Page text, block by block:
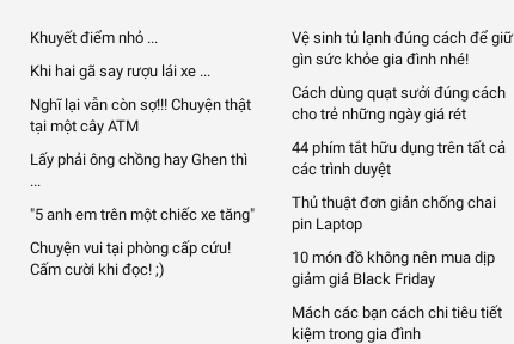
Khuyết điểm nhỏ ...
Khi hai gã say rượu lái xe ...
Nghĩ lại vẫn còn sợ!!! Chuyện thật
tại một cây ATM
Lấy phải ông chồng hay Ghen thì
...
"5 anh em trên một chiếc xe tăng"
Chuyện vui tại phòng cấp cứu!
Cấm cười khi đọc! ;)
Vệ sinh tủ lạnh đúng cách để giữ
gìn sức khỏe gia đình nhé!
Cách dùng quạt sưởi đúng cách
cho trẻ những ngày giá rét
44 phím tắt hữu dụng trên tất cả
các trình duyệt
Thủ thuật đơn giản chống chai
pin Laptop
10 món đồ không nên mua dịp
giảm giá Black Friday
Mách các bạn cách chi tiêu tiết
kiệm trong gia đình